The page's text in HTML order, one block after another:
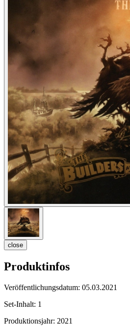
close
Produktinfos
Veröffentlichungsdatum: 05.03.2021
Set-Inhalt: 1
Produktionsjahr: 2021